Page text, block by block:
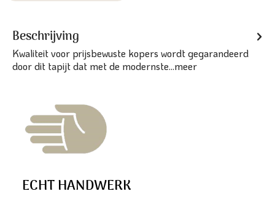
Beschrijving
Kwaliteit voor prijsbewuste kopers wordt gegarandeerd
door dit tapijt dat met de modernste...meer
ECHT HANDWERK